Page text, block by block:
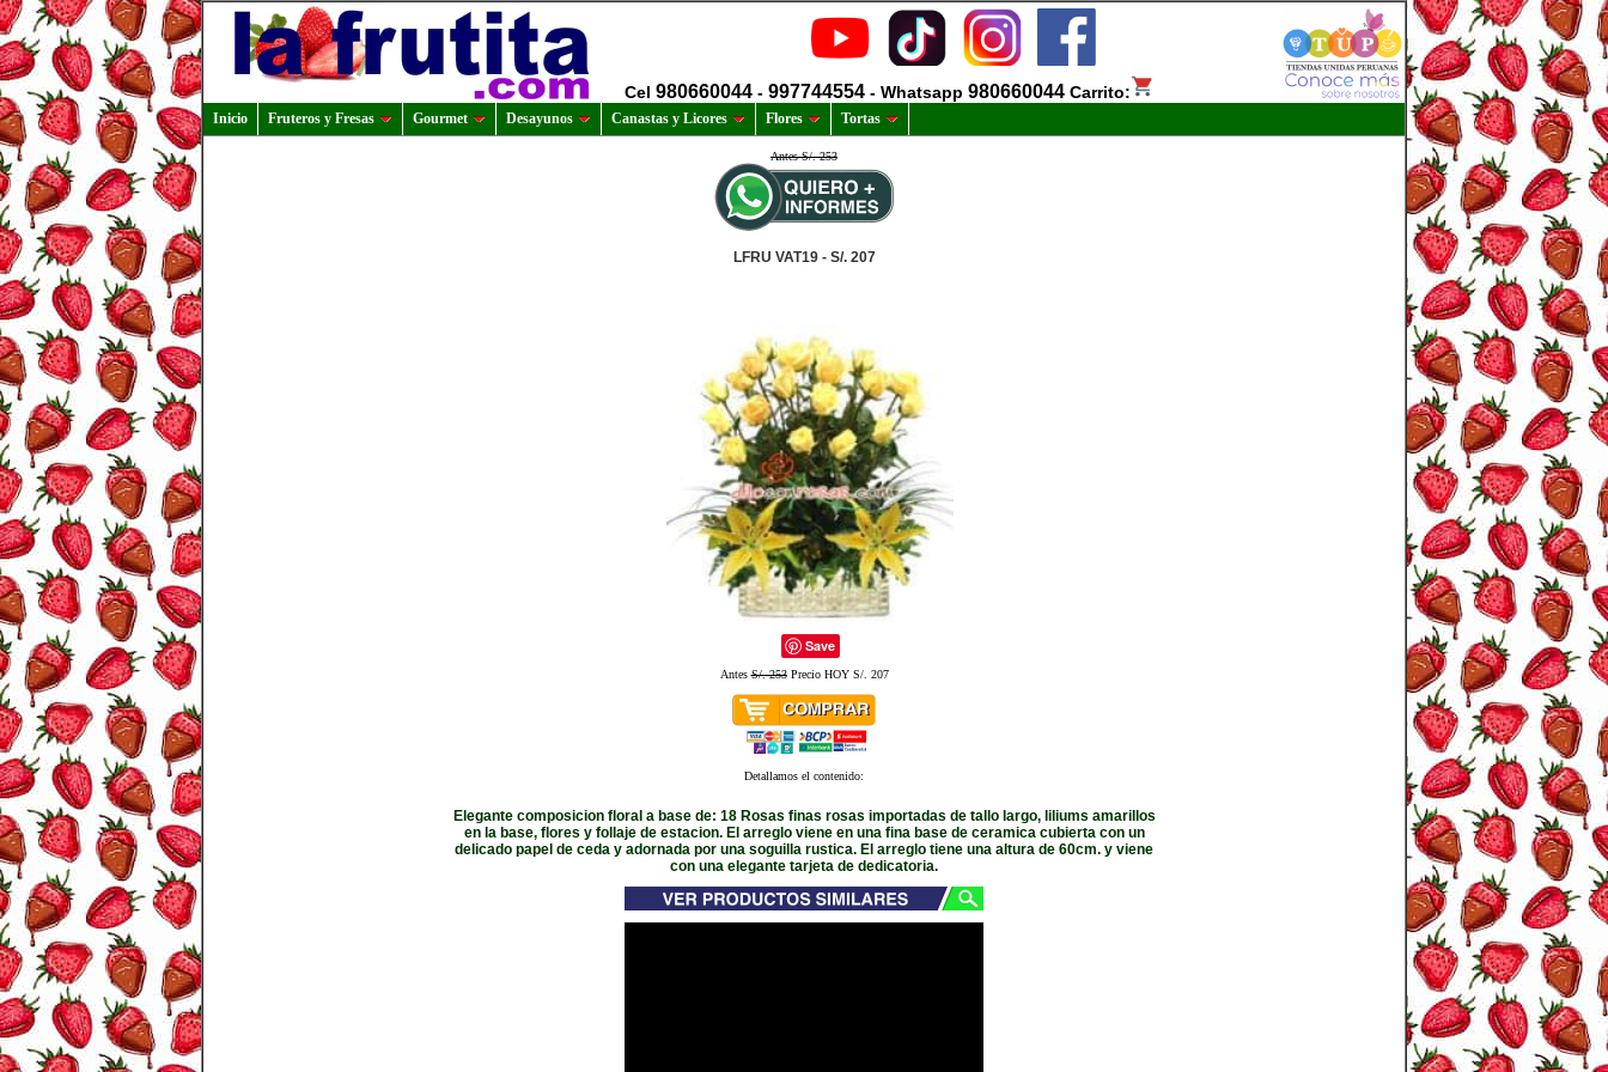
Cel 980660044 - 997744554 - Whatsapp 980660044 Carrito:
Inicio Fruteros y Fresas Gourmet Desayunos Canastas y Licores Flores Tortas
Antes S/. 253
LFRU VAT19 - S/. 207
Save
AntesS/. 253Precio HOY S/. 207
Detallamos el contenido:
Elegante composicion floral a base de: 18 Rosas finas rosas importadas de tallo largo, liliums amarillos
en la base, flores y follaje de estacion. El arreglo viene en una fina base de ceramica cubierta con un
delicado papel de ceda y adornada por una soguilla rustica. El arreglo tiene una altura de 60cm. y viene
con una elegante tarjeta de dedicatoria.